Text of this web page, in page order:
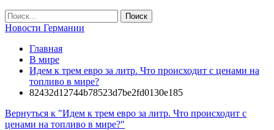
Новости Германии
Главная
В мире
Идем к трем евро за литр. Что происходит с ценами на
топливо в мире?
82432d12744b78523d7be2fd0130e185
Вернуться к "Идем к трем евро за литр. Что происходит с
ценами на топливо в мире?"